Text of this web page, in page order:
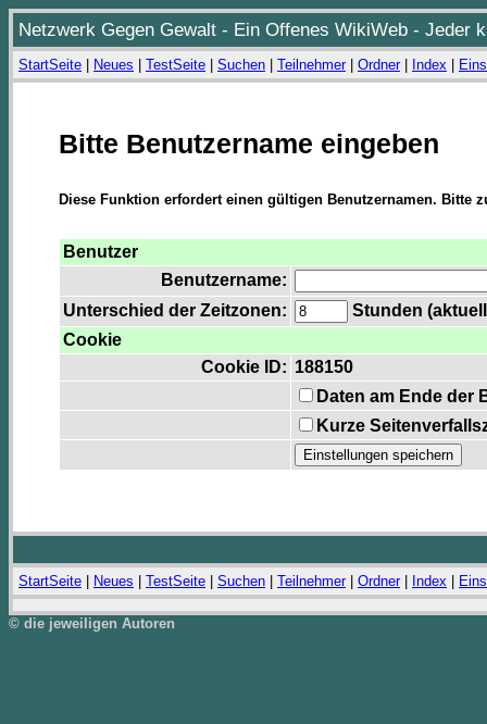
Netzwerk Gegen Gewalt - Ein Offenes WikiWeb - Jeder
StartSeite Neues TestSeite Suchen Teilnehmer| Ordner| Index
Bitte Benutzername eingeben
Diese Funktion erfordert einen gültigen Benutzernamen. Bitte
Benutzer
Benutzername:
Unterschied der Zeitzonen:
Stunden
Cookie
Cookie ID: 188150
Daten am Ende der
Kurze
StartSeite Neues TestSeite Suchen Teilnehmer| Ordner| Index
© die jeweiligen Autoren